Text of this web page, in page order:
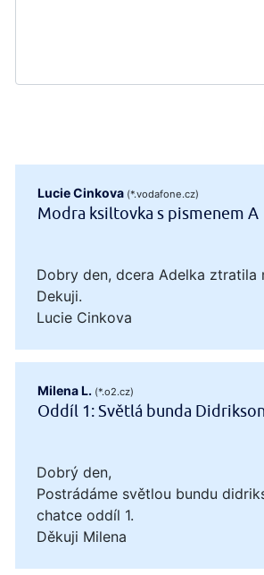
Lucie Cinkova (*.vodafone.cz)
Modra ksiltovka s pismenem A
Dobry den, dcera Adelka ztratila
Dekuji.
Lucie Cinkova
Milena L. (*.o2.cz)
Oddíl 1: Světlá bunda
Dobrý den,
Postrádáme světlou bundu
chatce oddíl 1.
Děkuji Milena